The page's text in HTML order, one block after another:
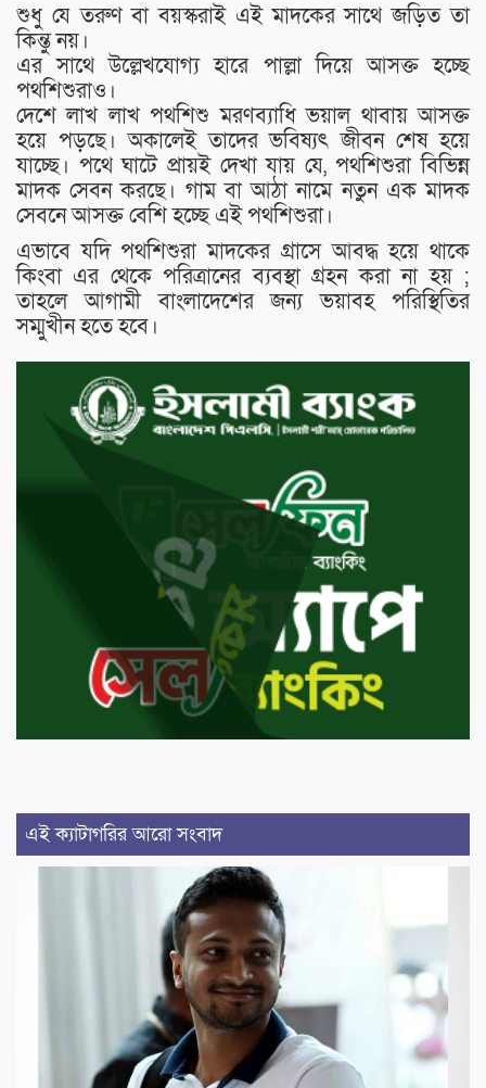
শুধু যে তরুণ বা বয়স্করাই এই মাদকের সাথে জড়িত তা
কিন্তু নয়।
এর সাথে উল্লেখযোগ্য হারে পাল্লা দিয়ে আসক্ত হচ্ছে
পথশিশুরাও।
দেশে লাখ লাখ পথশিশু মরণব্যাধি ভয়াল থাবায় আসক্ত
হয়ে পড়ছে। অকালেই তাদের ভবিষ্যৎ জীবন শেষ হয়ে
যাচ্ছে। পথে ঘাটে প্রায়ই দেখা যায় যে, পথশিশুরা বিভিন্ন
মাদক সেবন করছে। গাম বা আঠা নামে নতুন এক মাদক
সেবনে আসক্ত বেশি হচ্ছে এই পথশিশুরা।
এভাবে যদি পথশিশুরা মাদকের গ্রাসে আবদ্ধ হয়ে থাকে
কিংবা এর থেকে পরিত্রানের ব‍্যবস্থা গ্রহন করা না হয় ;
তাহলে আগামী বাংলাদেশের জন্য ভয়াবহ পরিস্থিতির
সম্মুখীন হতে হবে।
এই ক্যাটাগরির আরো সংবাদ